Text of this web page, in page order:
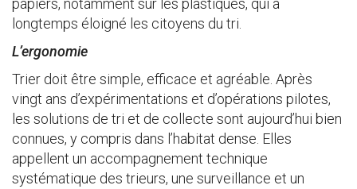
papiers, notamment sur les plastiques, qui a
longtemps éloigné les citoyens du tri.
L’ergonomie
Trier doit être simple, efficace et agréable. Après
vingt ans d’expérimentations et d’opérations pilotes,
les solutions de tri et de collecte sont aujourd’hui bien
connues, y compris dans l’habitat dense. Elles
appellent un accompagnement technique
systématique des trieurs, une surveillance et un